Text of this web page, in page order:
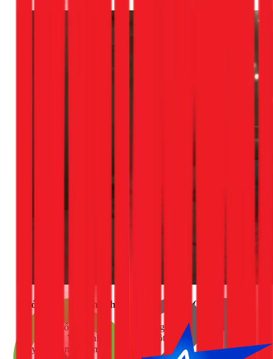
Bước 3: Tối ưu hệ thống điện - nước (Nếu cần)
Đây là yếu tố thường bị bỏ qua nhưng lại ảnh hưởng lớn đến
sự tiện nghi. Với kinh nghiệm của một thợ điện nước, tôi
khuyên bạn nên kiểm tra: